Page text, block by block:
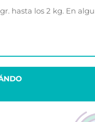
hasta los 2 kg. En